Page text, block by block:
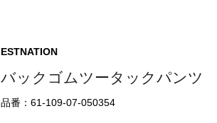
ESTNATION
バックゴムツータックパンツ
品番：61-109-07-050354